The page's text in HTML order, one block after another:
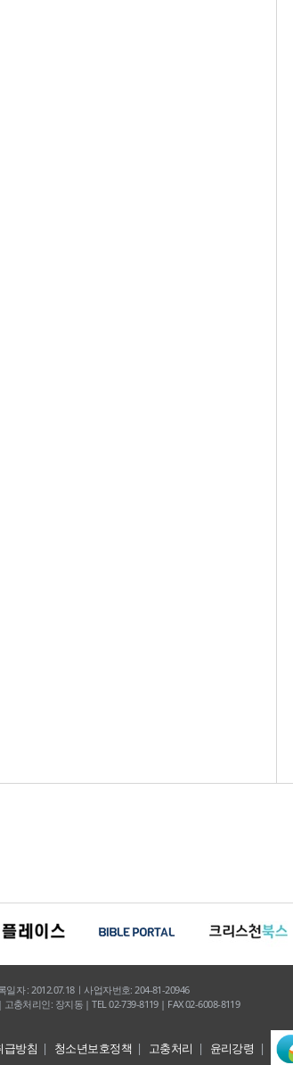
자 : 2012.07.18ㅣ사업자번호: 204-81-20946
충처리인: 장지동 | TEL 02-739-8119 | FAX 02-6008-8119
급방침 청소년보호정책 고충처리 윤리강령